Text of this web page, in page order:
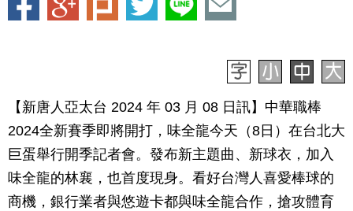
【新唐人亞太台 2024 年 03 月 08 日訊】中華職棒
2024全新賽季即將開打，味全龍今天（8日）在台北大
巨蛋舉行開季記者會。發布新主題曲、新球衣，加入
味全龍的林襄，也首度現身。看好台灣人喜愛棒球的
商機，銀行業者與悠遊卡都與味全龍合作，搶攻體育